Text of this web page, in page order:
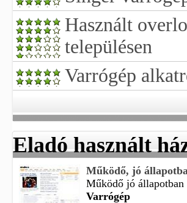
Használt
településen
Varrógép
Eladó használt
Működő, jó
Működő jó állapotban
Varrógép